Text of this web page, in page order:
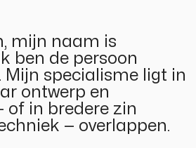
mijn naam is
ben de persoon
. Mijn specialisme ligt in
ontwerp en
of in bredere zin
— overlappen.